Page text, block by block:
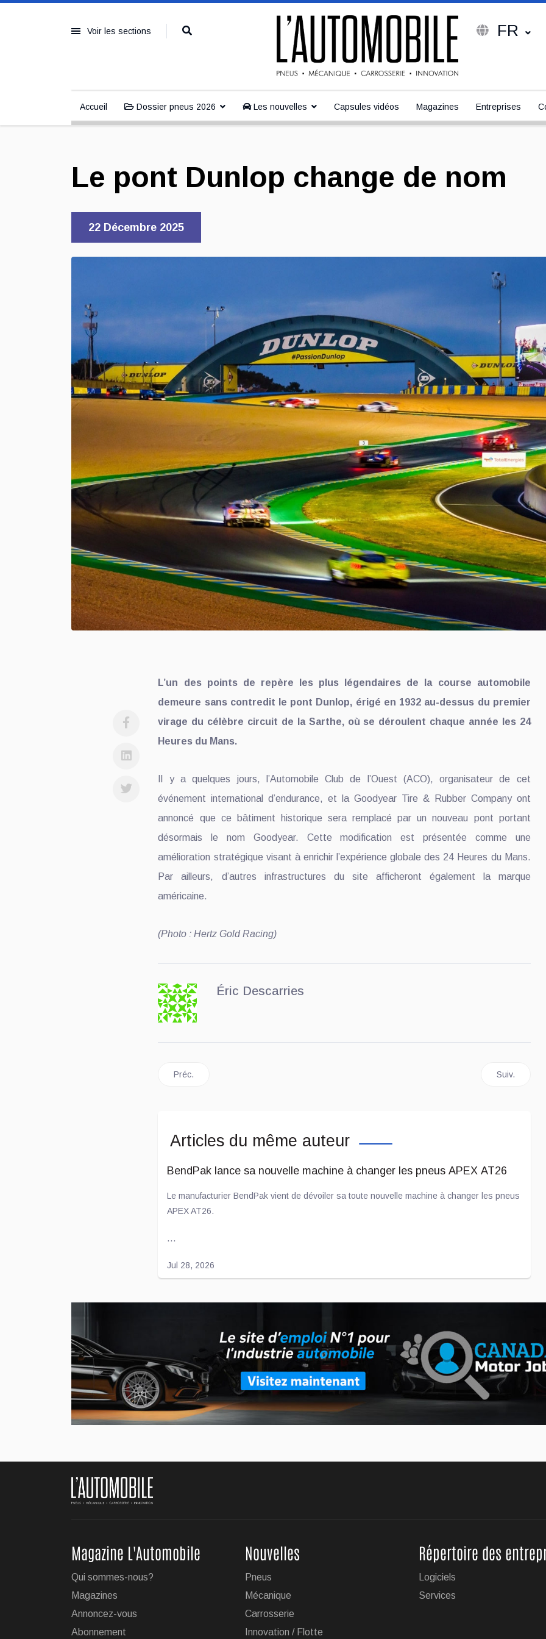
Voir les sections FR
Accueil Dossier pneus 2026 Les nouvelles Capsules vidéos Magazines Entreprises
Le pont Dunlop change de nom
22 Décembre 2025
L’un des points de repère les plus légendaires de la course automobile
demeure sans contredit le pont Dunlop, érigé en 1932 au-dessus du premier
virage du célèbre circuit de la Sarthe, où se déroulent chaque année les 24
Heures du Mans.
Il y a quelques jours, l’Automobile Club de l’Ouest (ACO), organisateur de cet
événement international d’endurance, et la Goodyear Tire & Rubber Company ont
annoncé que ce bâtiment historique sera remplacé par un nouveau pont portant
désormais le nom Goodyear. Cette modification est présentée comme une
amélioration stratégique visant à enrichir l’expérience globale des 24 Heures du Mans.
Par ailleurs, d’autres infrastructures du site afficheront également la marque
américaine.
(Photo : Hertz Gold Racing)
Éric Descarries
Article précédent : Le CTMP change de mains
Préc. Article
Suiv.
Articles du même auteur
BendPak lance sa nouvelle machine à changer les pneus APEX AT26
Le manufacturier BendPak vient de dévoiler sa toute nouvelle machine à changer les pneus
APEX AT26.
...
Jul 28, 2026
L'entente entre Toyota et Joby Aviation prend de l'importance
Voilà déjà quelques années que le constructeur automobile Toyota « flirte » avec
l'américaine Joby Aviation afin de créer des avions électriques.
...
Jul 27, 2026
Le constructeur allemand de voitures de luxe BMW vient de dévoiler la version 2027 de son
19 véhicules GM
L'impressionnante technologie de conduite mains libres Super Cruise avec remorquage de
Magazine L'Automobile
Qui sommes-nous?
Magazines
Annoncez-vous
Abonnement
Nouvelles
Pneus
Mécanique
Carrosserie
Innovation / Flotte
Répertoire des
Logiciels
Services